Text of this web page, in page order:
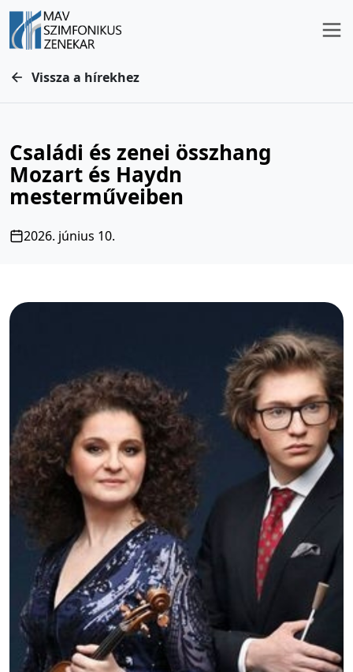
Vissza a hírekhez
Családi és zenei összhang
Mozart és Haydn
mesterműveiben
2026. június 10.